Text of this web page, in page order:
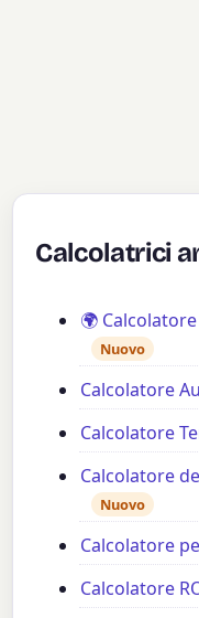
Calcolatrici
🌍
Nuovo
Calcolatore
Calcolatore
Calcolatore
Nuovo
Calcolatore
Calcolatore